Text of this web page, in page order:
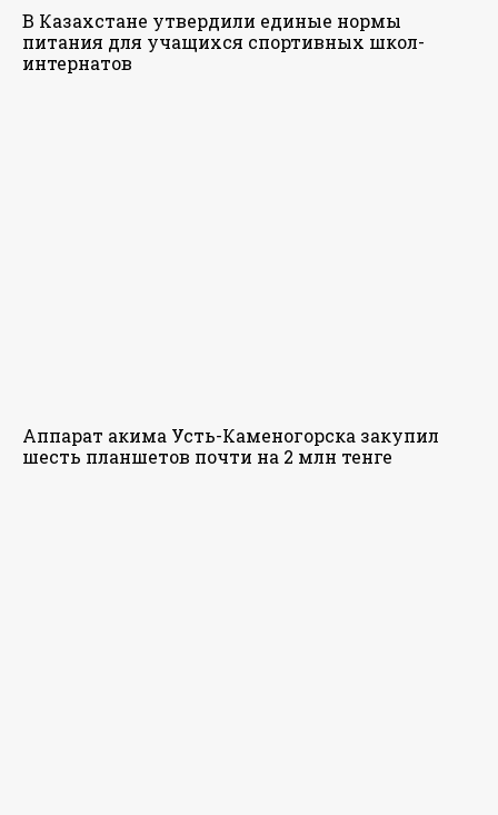
В Казахстане утвердили единые нормы
питания для учащихся спортивных школ-
интернатов
Аппарат акима Усть-Каменогорска закупил
шесть планшетов почти на 2 млн тенге